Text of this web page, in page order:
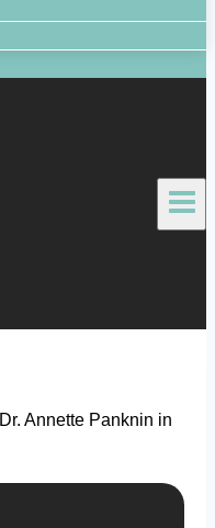
Dr. Annette Panknin in